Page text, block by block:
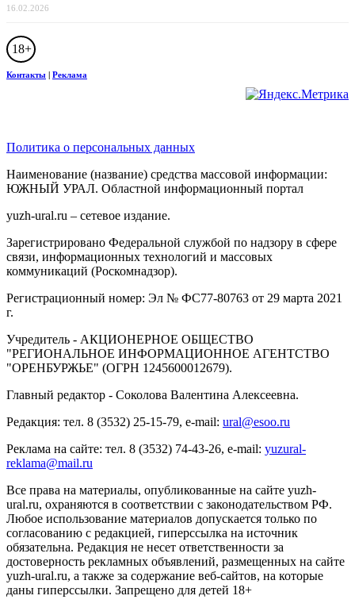
16.02.2026
18+
Контакты Реклама
Политика о персональных данных
Наименование (название) средства массовой информации:
ЮЖНЫЙ УРАЛ. Областной информационный портал
yuzh-ural.ru – сетевое издание.
Зарегистрировано Федеральной службой по надзору в сфере
связи, информационных технологий и массовых
коммуникаций (Роскомнадзор).
Регистрационный номер: Эл № ФС77-80763 от 29 марта 2021
г.
Учредитель - АКЦИОНЕРНОЕ ОБЩЕСТВО
"РЕГИОНАЛЬНОЕ ИНФОРМАЦИОННОЕ АГЕНТСТВО
"ОРЕНБУРЖЬЕ" (ОГРН 1245600012679).
Главный редактор - Соколова Валентина Алексеевна.
Редакция: тел. 8 (3532) 25-15-79, e-mail: ural@esoo.ru
Реклама на сайте: тел. 8 (3532) 74-43-26, e-mail: yuzural-
reklama@mail.ru
Все права на материалы, опубликованные на сайте yuzh-
ural.ru, охраняются в соответствии с законодательством РФ.
Любое использование материалов допускается только по
согласованию с редакцией, гиперссылка на источник
обязательна. Редакция не несет ответственности за
достоверность рекламных объявлений, размещенных на сайте
yuzh-ural.ru, а также за содержание веб-сайтов, на которые
даны гиперссылки. Запрещено для детей 18+